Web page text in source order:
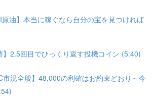
油】本当に稼ぐなら自分の宝を見つければ
】2.5回目でひっくり返す投機コイン (5:40)
市況全般】48,000の利確はお約束どおり～今